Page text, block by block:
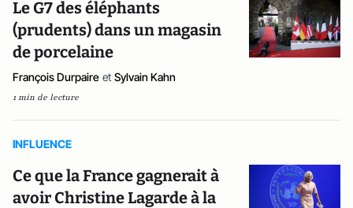
Le G7 des éléphants
(prudents) dans un magasin
de porcelaine
François Durpaire et Sylvain Kahn
1 min de lecture
INFLUENCE
Ce que la France gagnerait à
avoir Christine Lagarde à la